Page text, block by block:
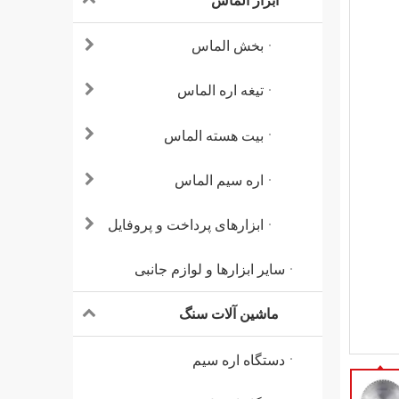
بخش الماس
تیغه اره الماس
بیت هسته الماس
اره سیم الماس
ابزارهای پرداخت و پروفایل
سایر ابزارها و لوازم جانبی
ماشین آلات سنگ
دستگاه اره سیم